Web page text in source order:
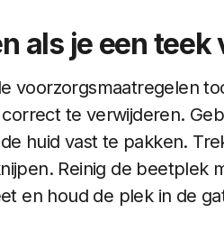
als je een teek
voorzorgsmaatregelen
te verwijderen.
huid vast te pakken.
Reinig de beetplek
en houd de plek in de